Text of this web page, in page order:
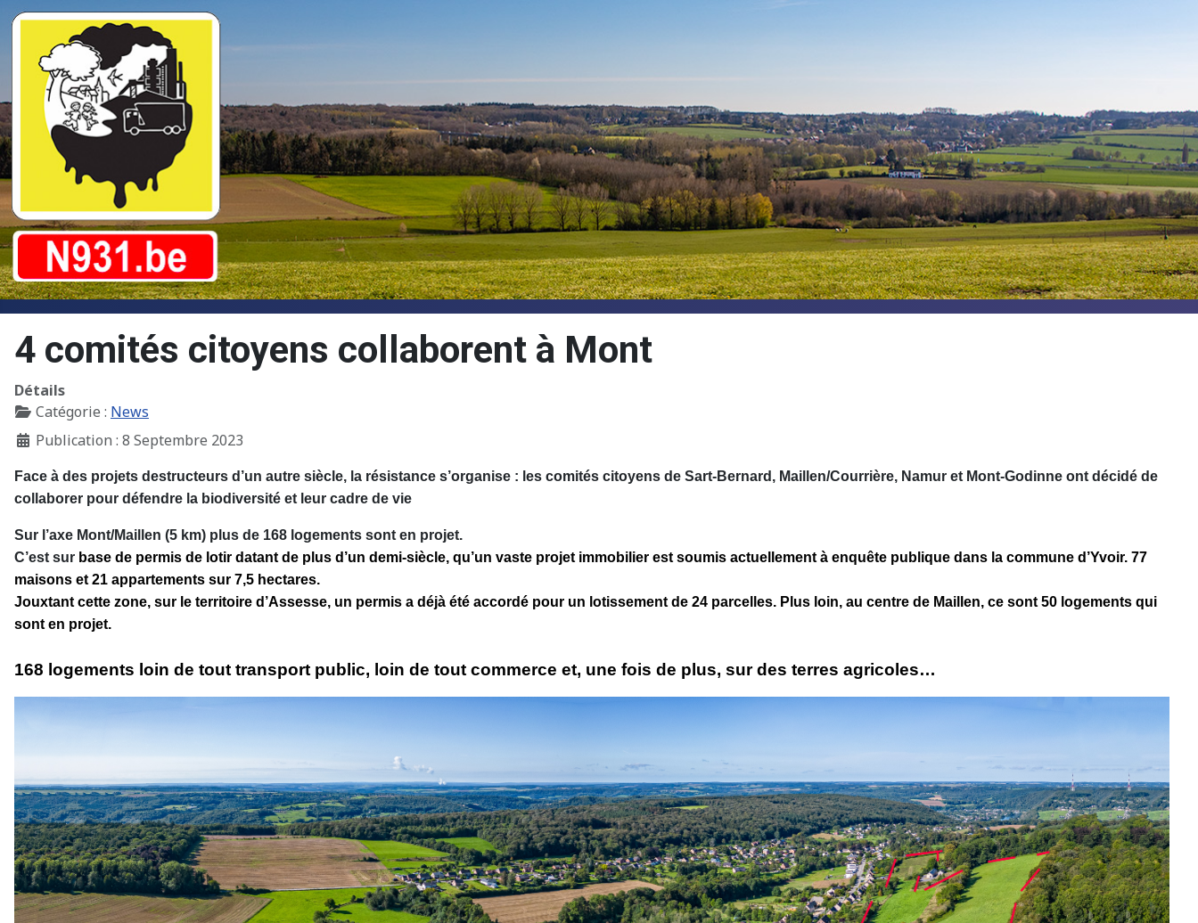
4 comités citoyens collaborent à Mont
Détails
Catégorie : News
Publication : 8 Septembre 2023
Face à des projets destructeurs d’un autre siècle, la résistance s’organise : les comités citoyens de Sart-Bernard, Maillen/Courrière, Namur et Mont-Godinne ont décidé de
collaborer pour défendre la biodiversité et leur cadre de vie
Sur l’axe Mont/Maillen (5 km) plus de 168 logements sont en projet.
C’est sur base de permis de lotir datant de plus d’un demi-siècle, qu’un vaste projet immobilier est soumis actuellement à enquête publique dans la commune d’Yvoir. 77
maisons et 21 appartements sur 7,5 hectares.
Jouxtant cette zone, sur le territoire d’Assesse, un permis a déjà été accordé pour un lotissement de 24 parcelles. Plus loin, au centre de Maillen, ce sont 50 logements qui
sont en projet.
168 logements loin de tout transport public, loin de tout commerce et, une fois de plus, sur des terres agricoles…